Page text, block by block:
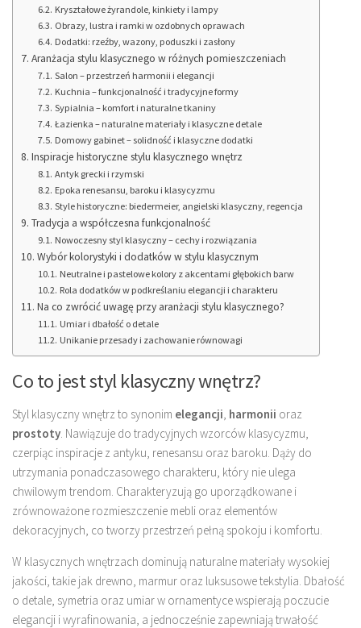
Kryształowe żyrandole, kinkiety i lampy
Obrazy, lustra i ramki w ozdobnych oprawach
Dodatki: rzeźby, wazony, poduszki i zasłony
Aranżacja stylu klasycznego w różnych pomieszczeniach
Salon – przestrzeń harmonii i elegancji
Kuchnia – funkcjonalność i tradycyjne formy
Sypialnia – komfort i naturalne tkaniny
Łazienka – naturalne materiały i klasyczne detale
Domowy gabinet – solidność i klasyczne dodatki
Inspiracje historyczne stylu klasycznego wnętrz
Antyk grecki i rzymski
Epoka renesansu, baroku i klasycyzmu
Style historyczne: biedermeier, angielski klasyczny, regencja
Tradycja a współczesna funkcjonalność
Nowoczesny styl klasyczny – cechy i rozwiązania
Wybór kolorystyki i dodatków w stylu klasycznym
Neutralne i pastelowe kolory z akcentami głębokich barw
Rola dodatków w podkreślaniu elegancji i charakteru
Na co zwrócić uwagę przy aranżacji stylu klasycznego?
Umiar i dbałość o detale
Unikanie przesady i zachowanie równowagi
Co to jest styl klasyczny wnętrz?
Styl klasyczny wnętrz to synonim elegancji harmonii oraz
prostoty . Nawiązuje do tradycyjnych wzorców klasycyzmu,
czerpiąc inspiracje z antyku, renesansu oraz baroku. Dąży do
utrzymania ponadczasowego charakteru, który nie ulega
chwilowym trendom. Charakteryzują go uporządkowane i
zrównoważone rozmieszczenie mebli oraz elementów
dekoracyjnych, co tworzy przestrzeń pełną spokoju i komfortu.
W klasycznych wnętrzach dominują naturalne materiały wysokiej
jakości, takie jak drewno, marmur oraz luksusowe tekstylia. Dbałość
o detale, symetria oraz umiar w ornamentyce wspierają poczucie
elegancji i wyrafinowania, a jednocześnie zapewniają trwałość